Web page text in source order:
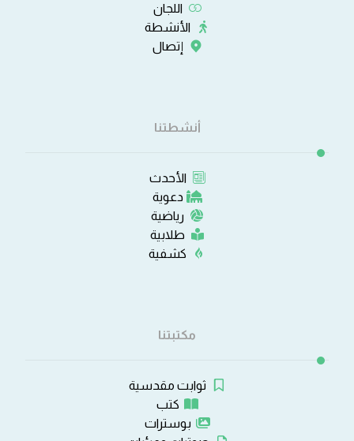
اللجان
الأنشطة
إتصال
أنشطتنا
الأحدث
دعوية
رياضية
طلابية
كشفية
مكتبتنا
ثوابت مقدسية
كتب
بوسترات